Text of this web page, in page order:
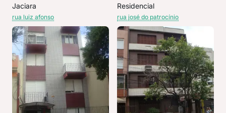
Jaciara
rua luiz afonso
Residencial
rua josé do patrocínio